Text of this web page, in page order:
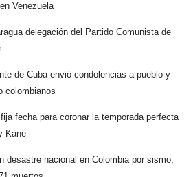
Venezuela
delegación del Partido Comunista de
de Cuba envió condolencias a pueblo y
colombianos
fecha para coronar la temporada perfecta
Kane
desastre nacional en Colombia por sismo,